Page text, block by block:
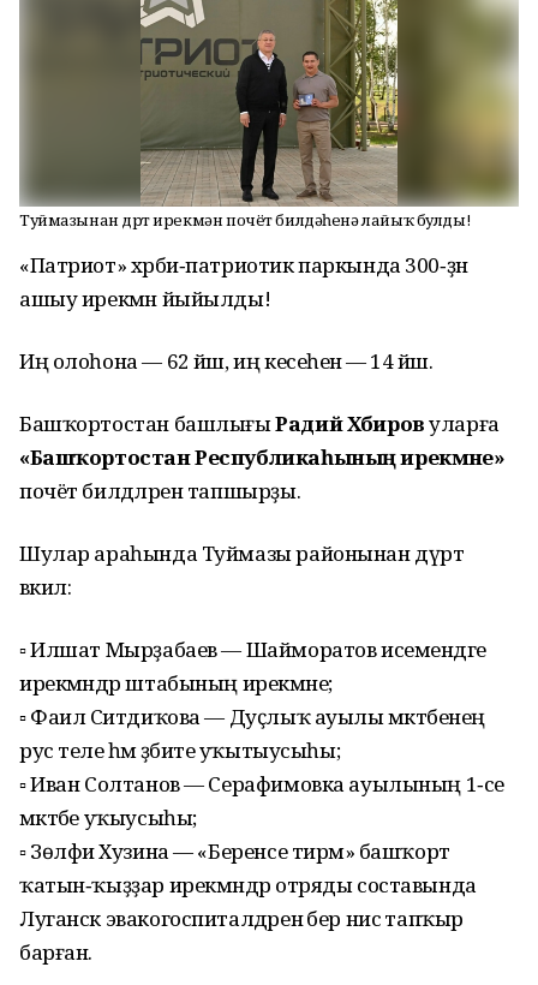
Туймазынан дүрт ирекмән почёт билдәһенә лайыҡ булды!
«Патриот» хәрби‑патриотик паркында 300‑ҙән
ашыу ирекмән йыйылды!
Иң олоһона — 62 йәш, иң кесеһенә — 14 йәш.
Башҡортостан башлығыРадий Хәбировуларға
«Башҡортостан Республикаһының ирекмәне»
почёт билдәләрен тапшырҙы.
Шулар араһында Туймазы районынан дүрт
вәкил:
▫️ Илшат Мырҙабаев — Шайморатов исемендәге
ирекмәндәр штабының ирекмәне;
▫️ Фаилә Ситдиҡова — Дуҫлыҡ ауылы мәктәбенең
рус теле һәм әҙәбиәте уҡытыусыһы;
▫️ Иван Солтанов — Серафимовка ауылының 1‑се
мәктәбе уҡыусыһы;
▫️ Зөлфиә Хузина — «Беренсе тирмә» башҡорт
ҡатын‑ҡыҙҙар ирекмәндәр отряды составында
Луганск эвакогоспиталдәренә бер нисә тапҡыр
барған.